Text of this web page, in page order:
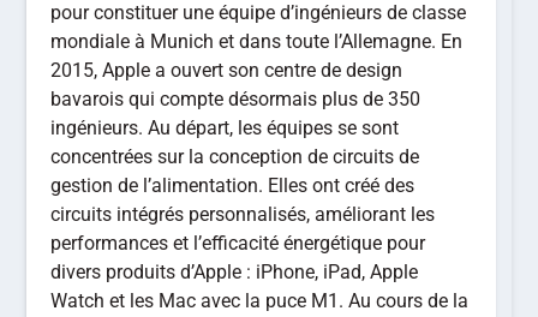
pour constituer une équipe d’ingénieurs de classe
mondiale à Munich et dans toute l’Allemagne. En
2015, Apple a ouvert son centre de design
bavarois qui compte désormais plus de 350
ingénieurs. Au départ, les équipes se sont
concentrées sur la conception de circuits de
gestion de l’alimentation. Elles ont créé des
circuits intégrés personnalisés, améliorant les
performances et l’efficacité énergétique pour
divers produits d’Apple : iPhone, iPad, Apple
Watch et les Mac avec la puce M1. Au cours de la